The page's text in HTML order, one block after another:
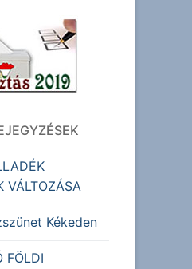
VÁLTOZÁSA
Kékeden
FÖLDI